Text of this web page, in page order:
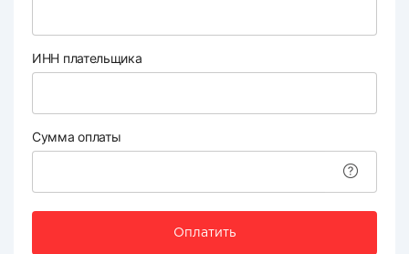
ИНН плательщика
Сумма оплаты
Оплатить